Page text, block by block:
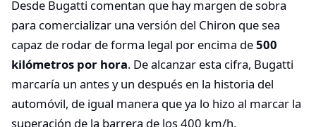
Desde Bugatti comentan que hay margen de sobra
para comercializar una versión del Chiron que sea
capaz de rodar de forma legal por encima de500
kilómetros por hora. De alcanzar esta cifra, Bugatti
marcaría un antes y un después en la historia del
automóvil, de igual manera que ya lo hizo al marcar la
superación de la barrera de los 400 km/h.